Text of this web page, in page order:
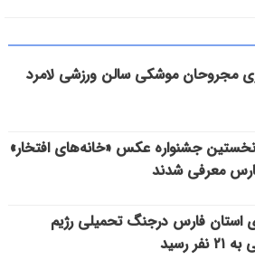
مجروحان موشکی سالن ورزشی لامرد
نخستین جشنواره عکس «خانه‌های افتخار»
معرفی شدند
استان فارس درجنگ تحمیلی رژیم
رسید